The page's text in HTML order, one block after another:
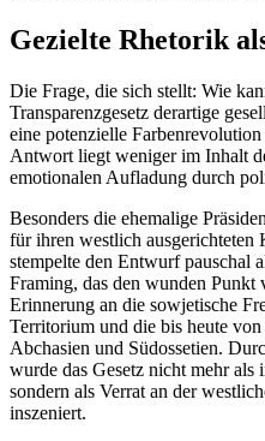
Gezielte Rhetorik
Die Frage, die sich stellt: Wie
Transparenzgesetz derartige
eine potenzielle
Antwort liegt weniger im Inhalt
emotionalen Aufladung durch
Besonders die ehemalige
für ihren westlich ausgerichteten
stempelte den Entwurf pauschal
Framing, das den wunden
Erinnerung an die sowjetische
Territorium und die bis heute
Abchasien und Südossetien.
wurde das Gesetz nicht mehr als
sondern als Verrat an der
inszeniert.